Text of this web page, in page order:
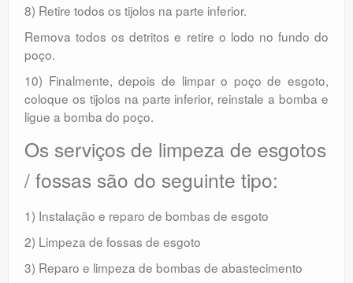
8) Retire todos os tijolos na parte inferior.
Remova todos os detritos e retire o lodo no fundo do
poço.
10) Finalmente, depois de limpar o poço de esgoto,
coloque os tijolos na parte inferior, reinstale a bomba e
ligue a bomba do poço.
Os serviços de limpeza de esgotos
/ fossas são do seguinte tipo:
1) Instalação e reparo de bombas de esgoto
2) Limpeza de fossas de esgoto
3) Reparo e limpeza de bombas de abastecimento